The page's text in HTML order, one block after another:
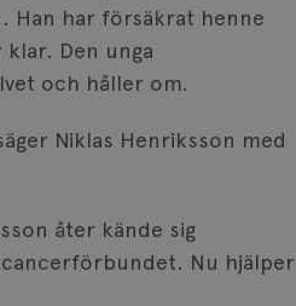
Han har försäkrat henne
Den unga
och håller om.
Niklas Henriksson med
åter kände sig
Nu hjälper